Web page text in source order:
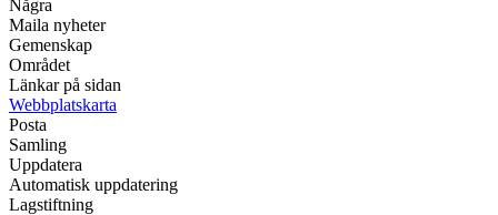
Några
Maila nyheter
Gemenskap
Området
Länkar på sidan
Webbplatskarta
Posta
Samling
Uppdatera
Automatisk uppdatering
Lagstiftning